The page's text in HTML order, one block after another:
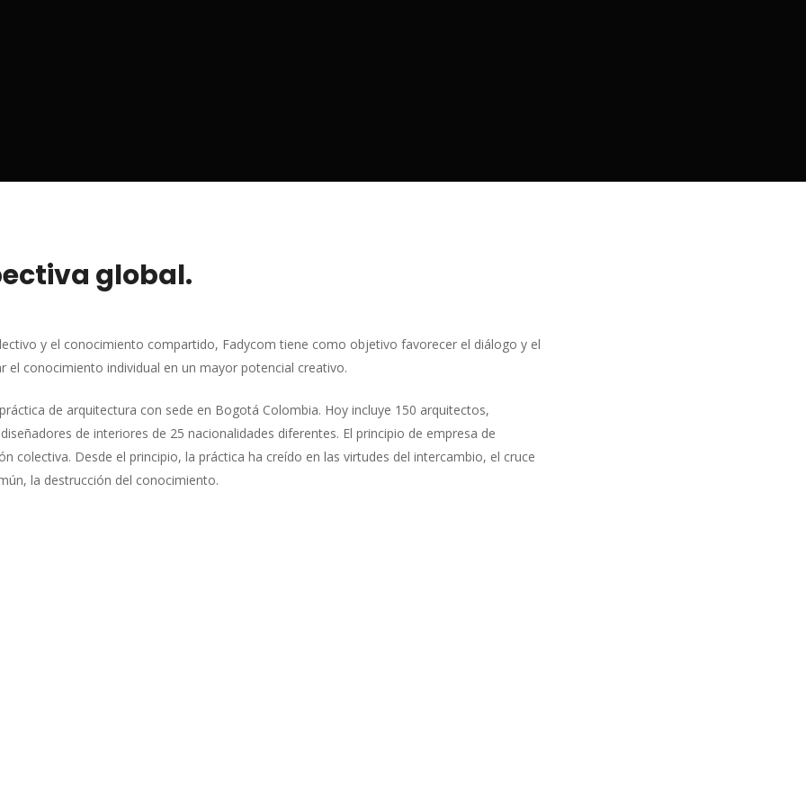
global.
y el conocimiento compartido, Fadycom tiene como objetivo favorecer el diálogo y el
el conocimiento individual en un mayor potencial creativo.
de arquitectura con sede en Bogotá Colombia. Hoy incluye 150 arquitectos,
de interiores de 25 nacionalidades diferentes. El principio de empresa de
colectiva. Desde el principio, la práctica ha creído en las virtudes del intercambio, el cruce
la destrucción del conocimiento.